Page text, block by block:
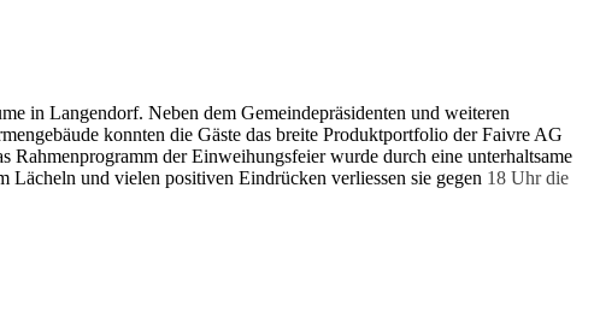
in Langendorf. Neben dem Gemeindepräsidenten und weiteren
konnten die Gäste das breite Produktportfolio der Faivre AG
der Einweihungsfeier wurde durch eine unterhaltsame
Lächeln und vielen positiven Eindrücken verliessen sie gegen 18 Uhr die